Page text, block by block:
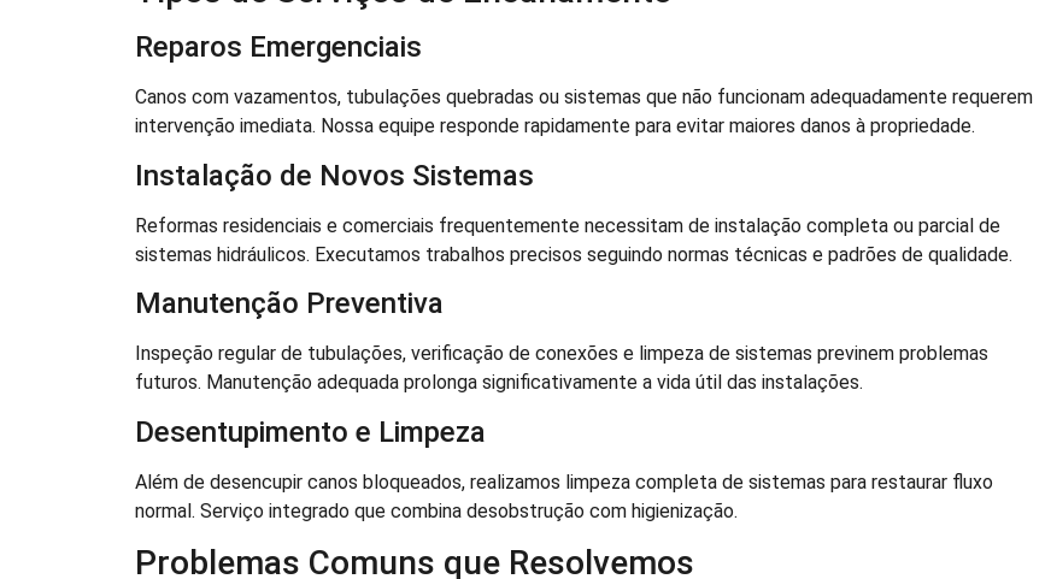
Reparos Emergenciais
Canos com vazamentos, tubulações quebradas ou sistemas que não funcionam adequadamente requerem
intervenção imediata. Nossa equipe responde rapidamente para evitar maiores danos à propriedade.
Instalação de Novos Sistemas
Reformas residenciais e comerciais frequentemente necessitam de instalação completa ou parcial de
sistemas hidráulicos. Executamos trabalhos precisos seguindo normas técnicas e padrões de qualidade.
Manutenção Preventiva
Inspeção regular de tubulações, verificação de conexões e limpeza de sistemas previnem problemas
futuros. Manutenção adequada prolonga significativamente a vida útil das instalações.
Desentupimento e Limpeza
Além de desencupir canos bloqueados, realizamos limpeza completa de sistemas para restaurar fluxo
normal. Serviço integrado que combina desobstrução com higienização.
Problemas Comuns que Resolvemos